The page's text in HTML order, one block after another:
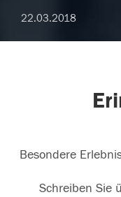
22.03.2018
Besondere
Schreiben Sie